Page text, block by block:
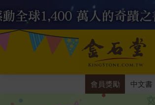
會員獎勵 中文書